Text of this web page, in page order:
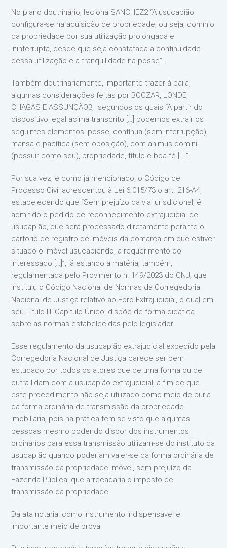
No plano doutrinário, leciona SANCHEZ2 “A usucapião
configura-se na aquisição de propriedade, ou seja, domínio
da propriedade por sua utilização prolongada e
ininterrupta, desde que seja constatada a continuidade
dessa utilização e a tranquilidade na posse”.
Também doutrinariamente, importante trazer à baila,
algumas considerações feitas por BOCZAR, LONDE,
CHAGAS E ASSUNÇÃO3, segundos os quais “A partir do
dispositivo legal acima transcrito […] podemos extrair os
seguintes elementos: posse, contínua (sem interrupção),
mansa e pacífica (sem oposição), com animus domini
(possuir como seu), propriedade, título e boa-fé […]”.
Por sua vez, e como já mencionado, o Código de
Processo Civil acrescentou à Lei 6.015/73 o art. 216-A4,
estabelecendo que “Sem prejuízo da via jurisdicional, é
admitido o pedido de reconhecimento extrajudicial de
usucapião, que será processado diretamente perante o
cartório de registro de imóveis da comarca em que estiver
situado o imóvel usucapiendo, a requerimento do
interessado […]”, já estando a matéria, também,
regulamentada pelo Provimento n. 149/2023 do CNJ, que
instituiu o Código Nacional de Normas da Corregedoria
Nacional de Justiça relativo ao Foro Extrajudicial, o qual em
seu Título III, Capítulo Único, dispõe de forma didática
sobre as normas estabelecidas pelo legislador.
Esse regulamento da usucapião extrajudicial expedido pela
Corregedoria Nacional de Justiça carece ser bem
estudado por todos os atores que de uma forma ou de
outra lidam com a usucapião extrajudicial, a fim de que
este procedimento não seja utilizado como meio de burla
da forma ordinária de transmissão da propriedade
imobiliária, pois na prática tem-se visto que algumas
pessoas mesmo podendo dispor dos instrumentos
ordinários para essa transmissão utilizam-se do instituto da
usucapião quando poderiam valer-se da forma ordinária de
transmissão da propriedade imóvel, sem prejuízo da
Fazenda Pública, que arrecadaria o imposto de
transmissão da propriedade.
Da ata notarial como instrumento indispensável e
importante meio de prova